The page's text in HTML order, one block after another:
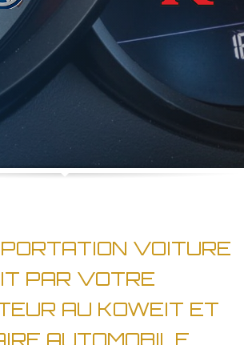
VOITURE
PAR VOTRE
AU KOWEIT ET
AUTOMOBILE